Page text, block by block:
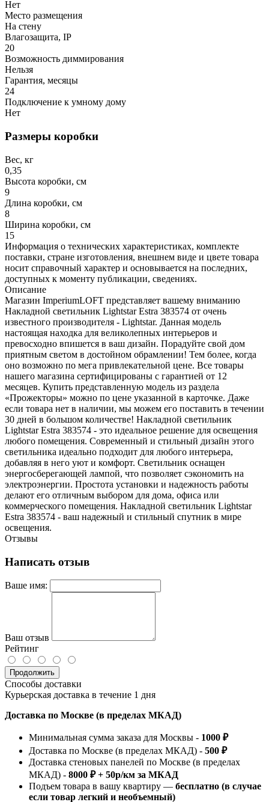
Нет
Место размещения
На стену
Влагозащита, IP
20
Возможность диммирования
Нельзя
Гарантия, месяцы
24
Подключение к умному дому
Нет
Размеры коробки
Вес, кг
0,35
Высота коробки, см
9
Длина коробки, см
8
Ширина коробки, см
15
Информация о технических характеристиках, комплекте
поставки, стране изготовления, внешнем виде и цвете товара
носит справочный характер и основывается на последних,
доступных к моменту публикации, сведениях.
Описание
Магазин ImperiumLOFT представляет вашему вниманию
Накладной светильник Lightstar Estra 383574 от очень
известного производителя - Lightstar. Данная модель
настоящая находка для великолепных интерьеров и
превосходно впишется в ваш дизайн. Порадуйте свой дом
приятным светом в достойном обрамлении! Тем более, когда
оно возможно по мега привлекательной цене. Все товары
нашего магазина сертифицированы с гарантией от 12
месяцев. Купить представленную модель из раздела
«Прожекторы» можно по цене указанной в карточке. Даже
если товара нет в наличии, мы можем его поставить в течении
30 дней в большом количестве! Накладной светильник
Lightstar Estra 383574 - это идеальное решение для освещения
любого помещения. Современный и стильный дизайн этого
светильника идеально подходит для любого интерьера,
добавляя в него уют и комфорт. Светильник оснащен
энергосберегающей лампой, что позволяет сэкономить на
электроэнергии. Простота установки и надежность работы
делают его отличным выбором для дома, офиса или
коммерческого помещения. Накладной светильник Lightstar
Estra 383574 - ваш надежный и стильный спутник в мире
освещения.
Отзывы
Написать отзыв
Ваше имя:
Ваш отзыв
Рейтинг
Продолжить
Способы доставки
Курьерская доставка в течение 1 дня
Доставка по Москве (в пределах МКАД)
Минимальная сумма заказа для Москвы - 1000 ₽
Доставка по Москве (в пределах МКАД) - 500 ₽
Доставка стеновых панелей по Москве (в пределах
МКАД) - 8000 ₽ + 50р/км за МКАД
Подъем товара в вашу квартиру — бесплатно (в случае
если товар легкий и необъемный)